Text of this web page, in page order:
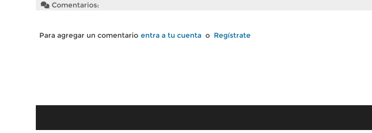
Comentarios:
Para agregar un comentario entra a tu cuenta o Regístrate